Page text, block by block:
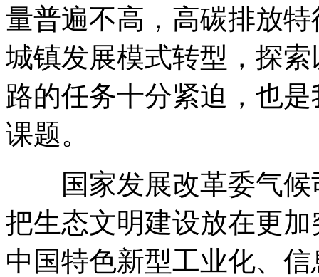
量普遍不高，高碳排放
城镇发展模式转型，探
路的任务十分紧迫，也
课题。
国家发展改革委气候
把生态文明建设放在更
中国特色新型工业化、